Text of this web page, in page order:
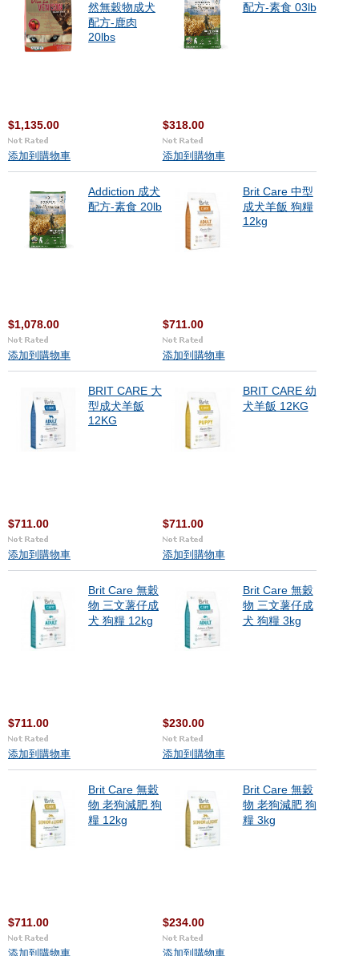
然無穀物成犬
配方-鹿肉
20lbs
$1,135.00
添加到購物車
配方-素食 03lb
$318.00
添加到購物車
Addiction 成犬
配方-素食 20lb
$1,078.00
添加到購物車
Brit Care 中型
成犬羊飯 狗糧
12kg
$711.00
添加到購物車
BRIT CARE 大
型成犬羊飯
12KG
$711.00
添加到購物車
BRIT CARE 幼
犬羊飯 12KG
$711.00
添加到購物車
Brit Care 無穀
物 三文薯仔成
犬 狗糧 12kg
$711.00
添加到購物車
Brit Care 無穀
物 三文薯仔成
犬 狗糧 3kg
$230.00
添加到購物車
Brit Care 無穀
物 老狗減肥 狗
糧 12kg
$711.00
添加到購物車
Brit Care 無穀
物 老狗減肥 狗
糧 3kg
$234.00
添加到購物車